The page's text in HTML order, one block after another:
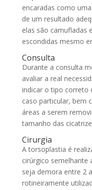
encaradas como
de um resultado
elas são camufladas
escondidas mesmo
Consulta
Durante a consulta
avaliar a real
indicar o tipo correto
caso particular, bem
áreas a serem
tamanho das
Cirurgia
A torsoplastia é
cirúrgico semelhante
seja demora entre 2
rotineiramente